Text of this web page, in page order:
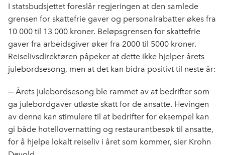
I statsbudsjettet foreslår regjeringen at den samlede
grensen for skattefrie gaver og personalrabatter økes fra
10 000 til 13 000 kroner. Beløpsgrensen for skattefrie
gaver fra arbeidsgiver øker fra 2000 til 5000 kroner.
Reiselivsdirektøren påpeker at dette ikke hjelper årets
julebordsesong, men at det kan bidra positivt til neste år:
─ Årets julebordsesong ble rammet av at bedrifter som
ga julebordgaver utløste skatt for de ansatte. Hevingen
av denne kan stimulere til at bedrifter for eksempel kan
gi både hotellovernatting og restaurantbesøk til ansatte,
for å hjelpe lokalt reiseliv i året som kommer, sier Krohn